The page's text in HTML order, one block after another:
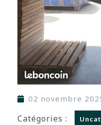
02 novembre
Catégories :